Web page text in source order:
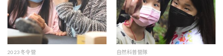
2023冬令營 自然科普營隊